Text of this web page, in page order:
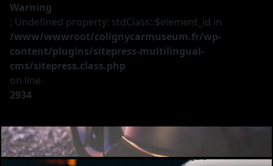
Warning
: Undefined property: stdClass::$element_id in
/www/wwwroot/colignycarmuseum.fr/wp-
content/plugins/sitepress-multilingual-
cms/sitepress.class.php
on line
2934
Le musée
Les véhicules
A vendre